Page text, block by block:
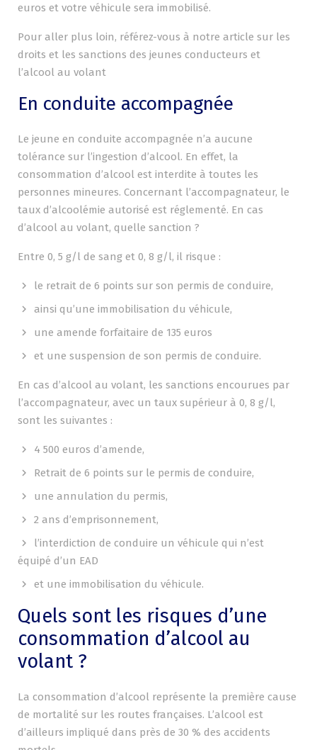
euros et votre véhicule sera immobilisé.
Pour aller plus loin, référez-vous à notre article sur les
droits et les sanctions des jeunes conducteurs et
l’alcool au volant
En conduite accompagnée
Le jeune en conduite accompagnée n’a aucune
tolérance sur l’ingestion d’alcool. En effet, la
consommation d’alcool est interdite à toutes les
personnes mineures. Concernant l’accompagnateur, le
taux d’alcoolémie autorisé est réglementé. En cas
d’alcool au volant, quelle sanction ?
Entre 0, 5 g/l de sang et 0, 8 g/l, il risque :
le retrait de 6 points sur son permis de conduire,
ainsi qu’une immobilisation du véhicule,
une amende forfaitaire de 135 euros
et une suspension de son permis de conduire.
En cas d’alcool au volant, les sanctions encourues par
l’accompagnateur, avec un taux supérieur à 0, 8 g/l,
sont les suivantes :
4 500 euros d’amende,
Retrait de 6 points sur le permis de conduire,
une annulation du permis,
2 ans d’emprisonnement,
l’interdiction de conduire un véhicule qui n’est
équipé d’un EAD
et une immobilisation du véhicule.
Quels sont les risques d’une
consommation d’alcool au
volant ?
La consommation d’alcool représente la première cause
de mortalité sur les routes françaises. L’alcool est
d’ailleurs impliqué dans près de 30 % des accidents